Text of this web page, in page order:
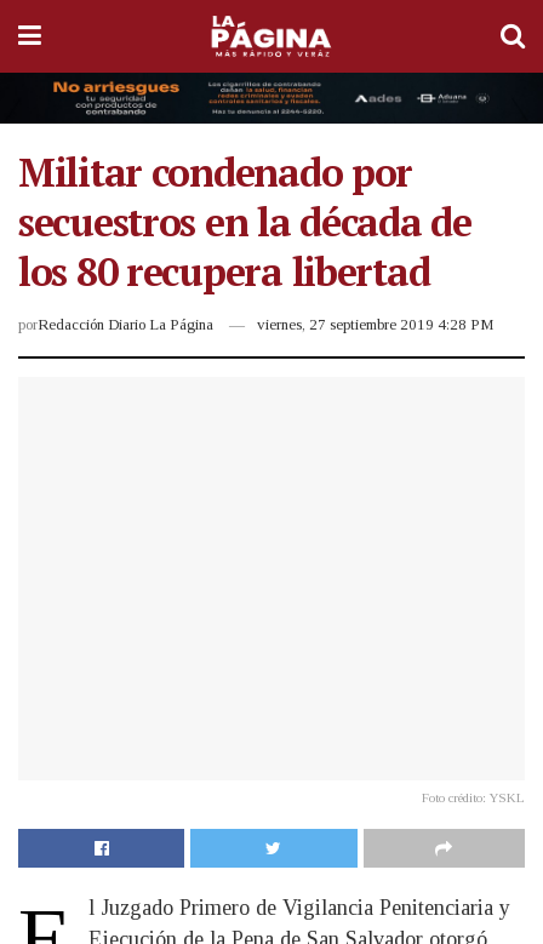
Militar condenado por
secuestros en la década de
los 80 recupera libertad
porRedacción Diario La Página viernes, 27 septiembre 2019 4:28 PM
Foto crédito: YSKL
l Juzgado Primero de Vigilancia Penitenciaria y
Ejecución de la Pena de San Salvador otorgó